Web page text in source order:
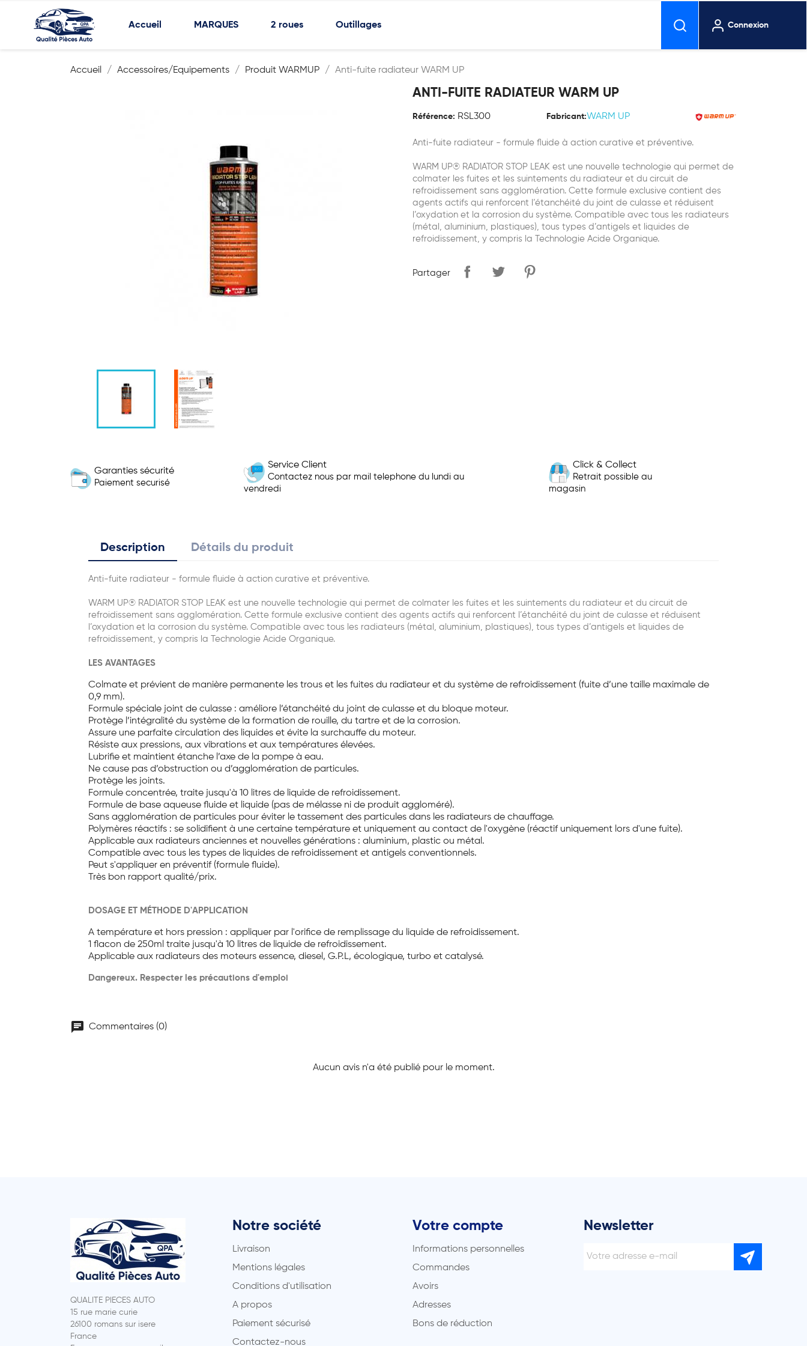
Accueil MARQUES 2 roues Outillages Connexion
Accueil Accessoires/Equipements Produit WARMUP Anti-fuite radiateur WARM UP
ANTI-FUITE RADIATEUR WARM UP
Référence: RSL300 Fabricant:WARM UP
Anti-fuite radiateur - formule fluide à action curative et préventive.
WARM UP® RADIATOR STOP LEAK est une nouvelle technologie qui permet de
colmater les fuites et les suintements du radiateur et du circuit de
refroidissement sans agglomération. Cette formule exclusive contient des
agents actifs qui renforcent l’étanchéité du joint de culasse et réduisent
l’oxydation et la corrosion du système. Compatible avec tous les radiateurs
(métal, aluminium, plastiques), tous types d’antigels et liquides de
refroidissement, y compris la Technologie Acide Organique.
Partager
Garanties sécurité
Paiement securisé
Service Client
Contactez nous par mail telephone du lundi au
vendredi
Click & Collect
Retrait possible au
magasin
Description Détails du produit
Anti-fuite radiateur - formule fluide à action curative et préventive.
WARM UP® RADIATOR STOP LEAK est une nouvelle technologie qui permet de colmater les fuites et les suintements du radiateur et du circuit de
refroidissement sans agglomération. Cette formule exclusive contient des agents actifs qui renforcent l’étanchéité du joint de culasse et réduisent
l’oxydation et la corrosion du système. Compatible avec tous les radiateurs (métal, aluminium, plastiques), tous types d’antigels et liquides de
refroidissement, y compris la Technologie Acide Organique.
LES AVANTAGES
Colmate et prévient de manière permanente les trous et les fuites du radiateur et du système de refroidissement (fuite d’une taille maximale de
0,9 mm).
Formule spéciale joint de culasse : améliore l’étanchéité du joint de culasse et du bloque moteur.
Protège l’intégralité du système de la formation de rouille, du tartre et de la corrosion.
Assure une parfaite circulation des liquides et évite la surchauffe du moteur.
Résiste aux pressions, aux vibrations et aux températures élevées.
Lubrifie et maintient étanche l’axe de la pompe à eau.
Ne cause pas d’obstruction ou d’agglomération de particules.
Protège les joints.
Formule concentrée, traite jusqu'à 10 litres de liquide de refroidissement.
Formule de base aqueuse fluide et liquide (pas de mélasse ni de produit aggloméré).
Sans agglomération de particules pour éviter le tassement des particules dans les radiateurs de chauffage.
Polymères réactifs : se solidifient à une certaine température et uniquement au contact de l'oxygène (réactif uniquement lors d'une fuite).
Applicable aux radiateurs anciennes et nouvelles générations : aluminium, plastic ou métal.
Compatible avec tous les types de liquides de refroidissement et antigels conventionnels.
Peut s'appliquer en préventif (formule fluide).
Très bon rapport qualité/prix.
DOSAGE ET MÉTHODE D'APPLICATION
A température et hors pression : appliquer par l'orifice de remplissage du liquide de refroidissement.
1 flacon de 250ml traite jusqu'à 10 litres de liquide de refroidissement.
Applicable aux radiateurs des moteurs essence, diesel, G.P.L, écologique, turbo et catalysé.
Dangereux. Respecter les précautions d'emploi
chat Commentaires (0)
Aucun avis n'a été publié pour le moment.
QUALITE PIECES AUTO
15 rue marie curie
26100 romans sur isere
France
Notre société
Livraison
Mentions légales
Conditions d'utilisation
A propos
Paiement sécurisé
Contactez-nous
Votre compte
Informations personnelles
Commandes
Avoirs
Adresses
Bons de réduction
Newsletter